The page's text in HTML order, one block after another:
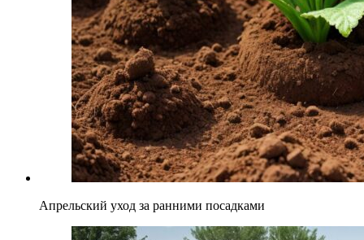
Апрельский уход за ранними посадками